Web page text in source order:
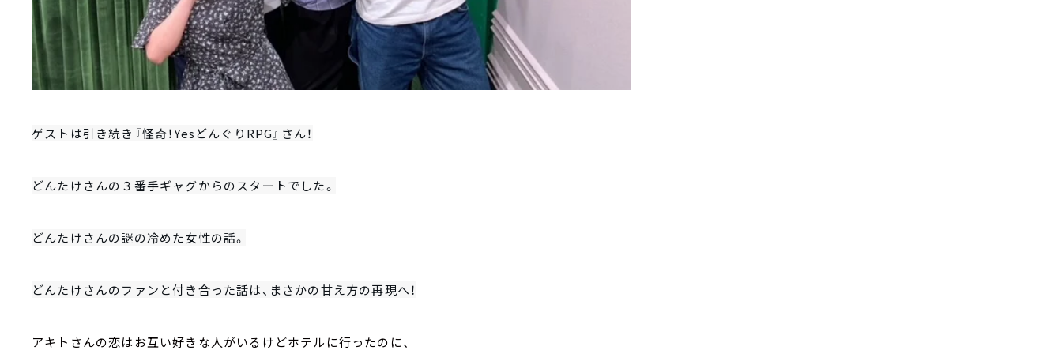
ゲストは引き続き『怪奇！YesどんぐりRPG』さん！
どんたけさんの３番手ギャグからのスタートでした。
どんたけさんの謎の冷めた女性の話。
どんたけさんのファンと付き合った話は、まさかの甘え方の再現へ！
アキトさんの恋はお互い好きな人がいるけどホテルに行ったのに、